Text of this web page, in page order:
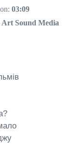
03:09
Art Sound Media